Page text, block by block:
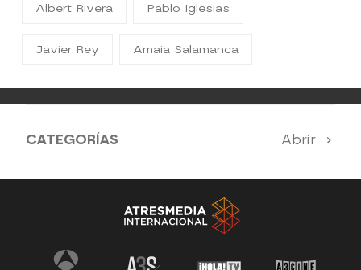
Albert Rivera Pablo Iglesias
Javier Rey Amaia Salamanca
CATEGORÍAS Abrir
Antena 3 Noticias El Hormiguero
Tu cara me suena Pasapalabra